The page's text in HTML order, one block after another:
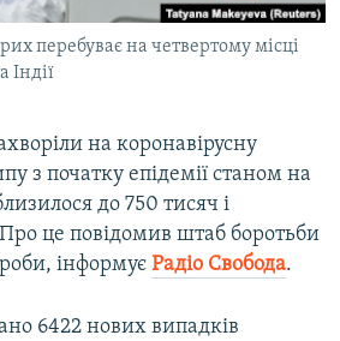
КРИМУперебуває на четвертому місці
Індії
на коронавірусну
з початку епідемії станом на
до 750 тисяч і
це повідомив штаб боротьби
інформує Радіо Свобода.
6422 нових випадків